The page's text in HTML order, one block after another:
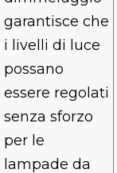
garantisce che
i livelli di luce
possano
essere regolati
senza sforzo
per le
lampade da